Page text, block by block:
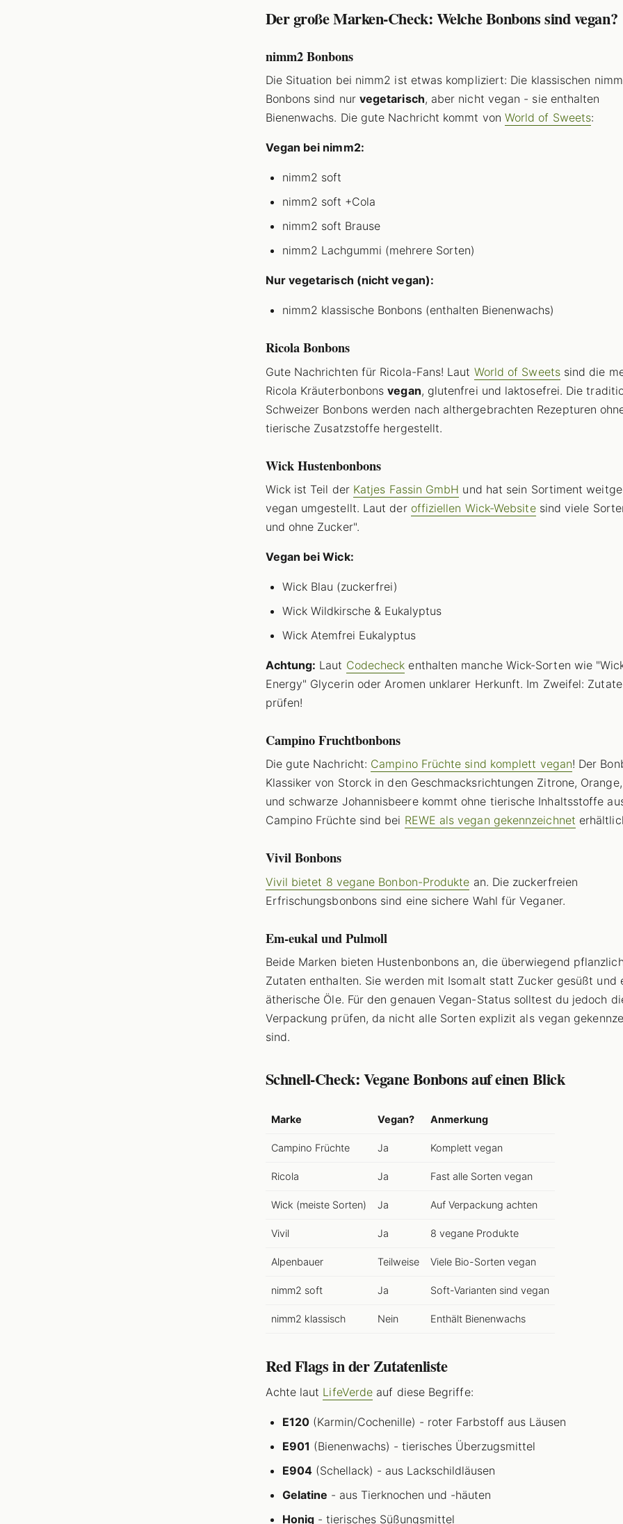
Der große Marken-Check: Welche Bonbons sind vegan?
nimm2 Bonbons
Die Situation bei nimm2 ist etwas kompliziert: Die klassischen
Bonbons sind nur vegetarisch, aber nicht vegan - sie enthalten
Bienenwachs. Die gute Nachricht kommt von World of Sweets:
Vegan bei nimm2:
nimm2 soft
nimm2 soft +Cola
nimm2 soft Brause
nimm2 Lachgummi (mehrere Sorten)
Nur vegetarisch (nicht vegan):
nimm2 klassische Bonbons (enthalten Bienenwachs)
Ricola Bonbons
Gute Nachrichten für Ricola-Fans! Laut World of Sweetssind die
Ricola Kräuterbonbonsvegan, glutenfrei und laktosefrei. Die
Schweizer Bonbons werden nach althergebrachten Rezepturen
tierische Zusatzstoffe hergestellt.
Wick Hustenbonbons
Wick ist Teil der Katjes Fassin GmbH und hat sein Sortiment
vegan umgestellt. Laut der offiziellen Wick-Websitesind viele
und ohne Zucker".
Vegan bei Wick:
Wick Blau (zuckerfrei)
Wick Wildkirsche & Eukalyptus
Wick Atemfrei Eukalyptus
Achtung: Laut Codecheck enthalten manche Wick-Sorten wie
Energy" Glycerin oder Aromen unklarer Herkunft. Im Zweifel:
prüfen!
Campino Fruchtbonbons
Die gute Nachricht: Campino Früchte sind komplett vegan! Der
Klassiker von Storck in den Geschmacksrichtungen Zitrone,
und schwarze Johannisbeere kommt ohne tierische Inhaltsstoffe
Campino Früchte sind bei REWE als vegan gekennzeichnet
Vivil Bonbons
Vivil bietet 8 vegane Bonbon-Produkte an. Die zuckerfreien
Erfrischungsbonbons sind eine sichere Wahl für Veganer.
Em-eukal und Pulmoll
Beide Marken bieten Hustenbonbons an, die überwiegend
Zutaten enthalten. Sie werden mit Isomalt statt Zucker gesüßt und
ätherische Öle. Für den genauen Vegan-Status solltest du jedoch
Verpackung prüfen, da nicht alle Sorten explizit als vegan
sind.
Schnell-Check: Vegane Bonbons auf einen Blick
Marke Vegan? Anmerkung
Campino Früchte Ja Komplett vegan
Ricola Ja Fast alle Sorten vegan
Wick (meiste Sorten) Ja Auf Verpackung achten
Vivil Ja 8 vegane Produkte
Alpenbauer Teilweise Viele Bio-Sorten vegan
nimm2 soft Ja Soft-Varianten sind vegan
nimm2 klassisch Nein Enthält Bienenwachs
Red Flags in der Zutatenliste
Achte laut LifeVerde auf diese Begriffe:
E120(Karmin/Cochenille) - roter Farbstoff aus Läusen
E901 (Bienenwachs) - tierisches Überzugsmittel
E904(Schellack) - aus Lackschildläusen
Gelatine - aus Tierknochen und -häuten
Honig- tierisches Süßungsmittel